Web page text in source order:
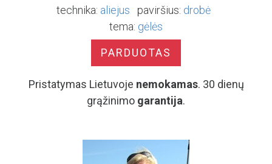
technika: aliejus paviršius: drobė
tema: gėlės
PARDUOTAS
Pristatymas Lietuvoje nemokamas. 30 dienų
grąžinimo garantija.